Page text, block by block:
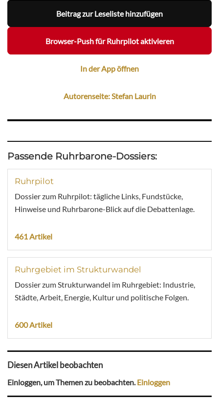
Beitrag zur Leseliste hinzufügen
Browser-Push für Ruhrpilot aktivieren
In der App öffnen
Autorenseite: Stefan Laurin
Passende Ruhrbarone-Dossiers:
Ruhrpilot
Dossier zum Ruhrpilot: tägliche Links, Fundstücke,
Hinweise und Ruhrbarone-Blick auf die Debattenlage.
461 Artikel
Ruhrgebiet im Strukturwandel
Dossier zum Strukturwandel im Ruhrgebiet: Industrie,
Städte, Arbeit, Energie, Kultur und politische Folgen.
600 Artikel
Diesen Artikel beobachten
Einloggen, um Themen zu beobachten.Einloggen